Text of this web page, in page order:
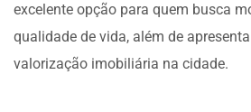
excelente opção para quem busca
qualidade de vida, além de
valorização imobiliária na cidade.